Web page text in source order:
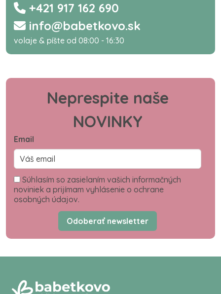
+421 917 162 690
info@babetkovo.sk
volaje & píšte od 08:00 - 16:30
Neprespite naše
NOVINKY
Email
Súhlasím so zasielaním vašich informačných
noviniek a prijímam vyhlásenie o ochrane
osobných údajov.
Odoberať newsletter